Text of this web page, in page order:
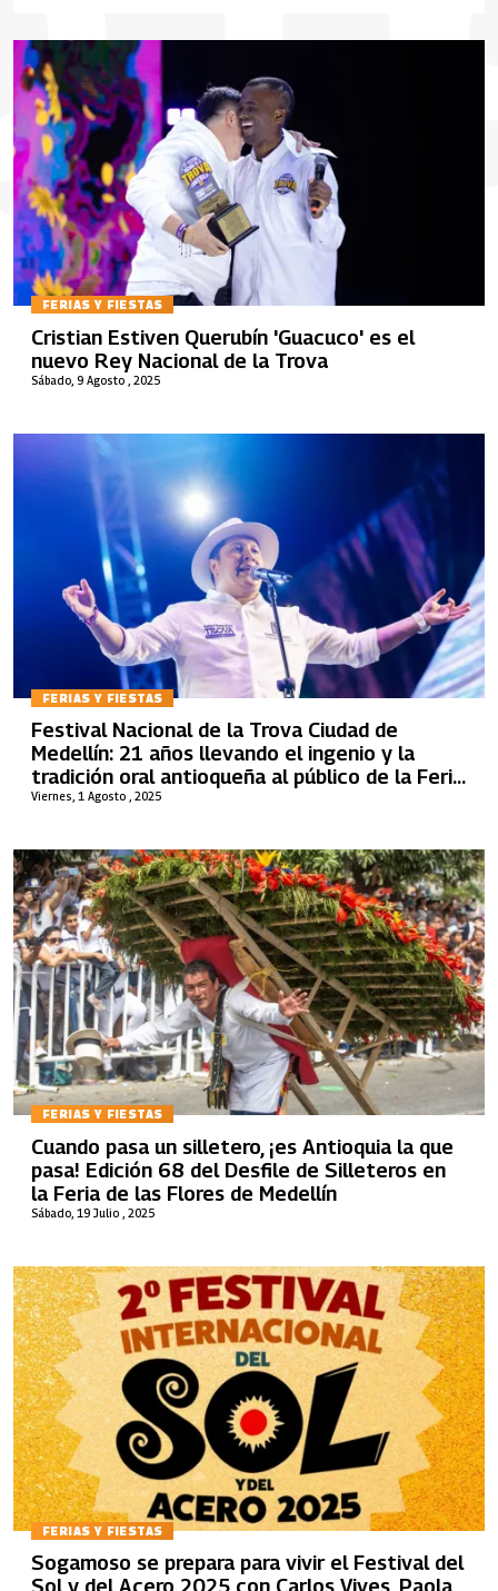
FERIAS Y FIESTAS
Sábado, 9 Agosto , 2025
Cristian Estiven Querubín 'Guacuco' es el
nuevo Rey Nacional de la Trova
FERIAS Y FIESTAS
Viernes, 1 Agosto , 2025
Festival Nacional de la Trova Ciudad de
Medellín: 21 años llevando el ingenio y la
tradición oral antioqueña al público de la Feria
de las Flores
FERIAS Y FIESTAS
Sábado, 19 Julio , 2025
Cuando pasa un silletero, ¡es Antioquia la que
pasa! Edición 68 del Desfile de Silleteros en
la Feria de las Flores de Medellín
FERIAS Y FIESTAS
Sogamoso se prepara para vivir el Festival del
Sol y del Acero 2025 con Carlos Vives, Paola